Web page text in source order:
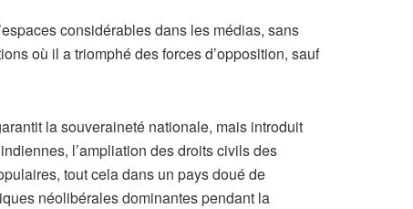
considérables dans les médias, sans
où il a triomphé des forces d’opposition, sauf
la souveraineté nationale, mais introduit
l’ampliation des droits civils des
tout cela dans un pays doué de
néolibérales dominantes pendant la